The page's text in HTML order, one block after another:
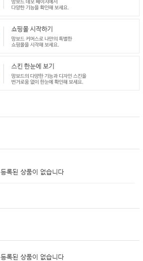
등록된 상품이 없습니다
등록된 상품이 없습니다